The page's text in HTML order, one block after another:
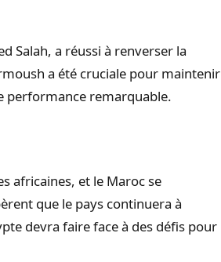
Salah, a réussi à renverser la
a été cruciale pour maintenir
performance remarquable.
africaines, et le Maroc se
que le pays continuera à
devra faire face à des défis pour